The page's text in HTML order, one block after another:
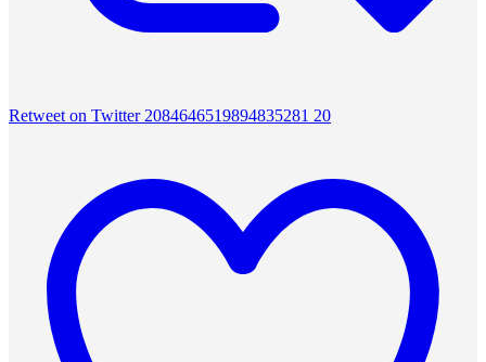
Retweet on Twitter 2084646519894835281 20